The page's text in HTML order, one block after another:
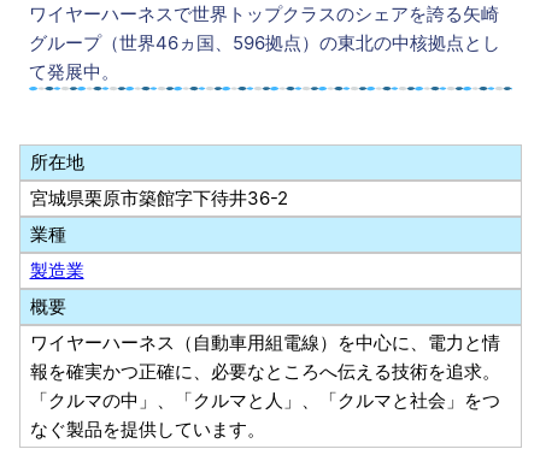
ワイヤーハーネスで世界トップクラスのシェアを誇る矢崎
グループ（世界46ヵ国、596拠点）の東北の中核拠点とし
て発展中。
所在地
宮城県栗原市築館字下待井36-2
業種
製造業
概要
ワイヤーハーネス（自動車用組電線）を中心に、電力と情
報を確実かつ正確に、必要なところへ伝える技術を追求。
「クルマの中」、「クルマと人」、「クルマと社会」をつ
なぐ製品を提供しています。